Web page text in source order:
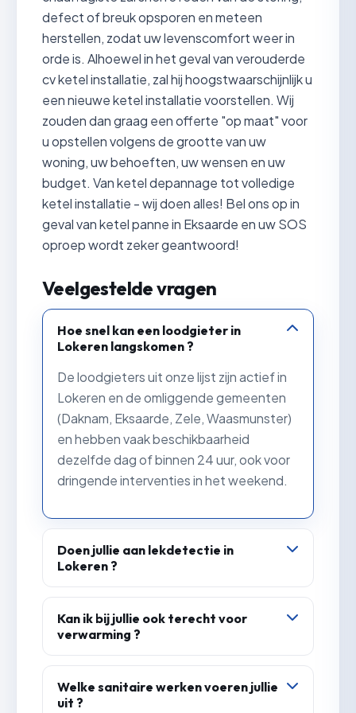
defect of breuk opsporen en meteen
herstellen, zodat uw levenscomfort weer in
orde is. Alhoewel in het geval van verouderde
cv ketel installatie, zal hij hoogstwaarschijnlijk u
een nieuwe ketel installatie voorstellen. Wij
zouden dan graag een offerte "op maat" voor
u opstellen volgens de grootte van uw
woning, uw behoeften, uw wensen en uw
budget. Van ketel depannage tot volledige
ketel installatie - wij doen alles! Bel ons op in
geval van ketel panne in Eksaarde en uw SOS
oproep wordt zeker geantwoord!
Veelgestelde vragen
Hoe snel kan een loodgieter in
Lokeren langskomen ?
De loodgieters uit onze lijst zijn actief in
Lokeren en de omliggende gemeenten
(Daknam, Eksaarde, Zele, Waasmunster)
en hebben vaak beschikbaarheid
dezelfde dag of binnen 24 uur, ook voor
dringende interventies in het weekend.
Doen jullie aan lekdetectie in
Lokeren ?
Ja. Onze loodgieters sporen waterlekken
en badkamerlekken op met
professioneel materiaal, zonder onnodig
breekwerk, en herstellen het lek meteen
waar mogelijk.
Kan ik bij jullie ook terecht voor
verwarming ?
Zeker. Naast sanitair werken wij met
chauffagisten in Lokeren voor het
onderhoud, de herstelling en de
Welke sanitaire werken voeren jullie
uit ?